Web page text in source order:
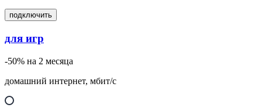
подключить
для игр
-50% на 2 месяца
домашний интернет, мбит/с